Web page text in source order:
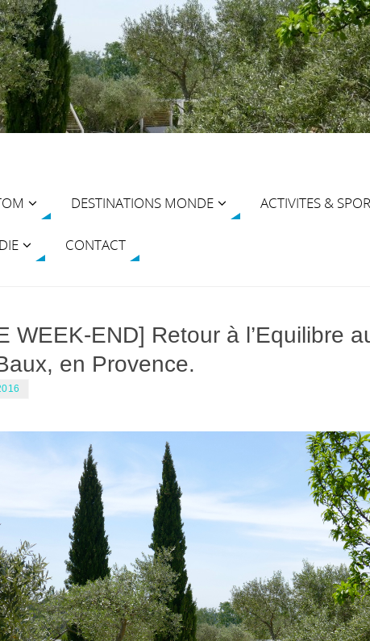
DESTINATIONS MONDE ACTIVITES &
CONTACT
WEEK-END] Retour à l’Equilibre
en Provence.